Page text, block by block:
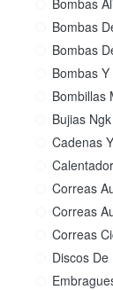
Bombas
Bombas
Bombas
Bombillas
Bujias Ngk
Cadenas
Correas
Correas
Correas
Discos De